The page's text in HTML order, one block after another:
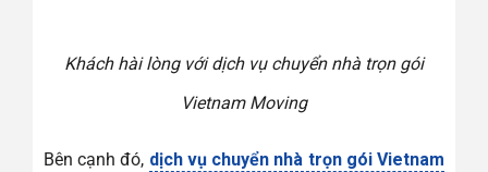
Khách hài lòng với dịch vụ chuyển nhà trọn gói
Vietnam Moving
Bên cạnh đó, dịch vụ chuyển nhà trọn gói Vietnam